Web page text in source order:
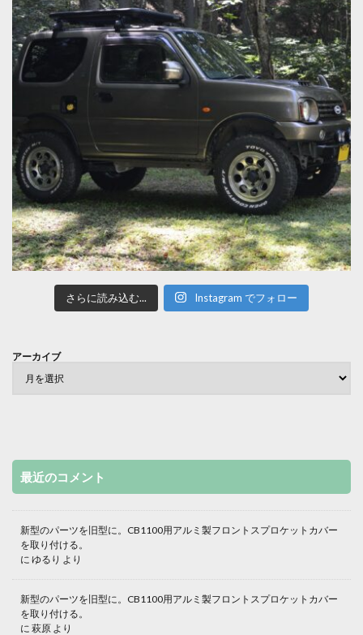
さらに読み込む... Instagram でフォロー
アーカイブ
最近のコメント
新型のパーツを旧型に。CB1100用アルミ製フロントスプロケットカバー
を取り付ける。
に ゆるり より
新型のパーツを旧型に。CB1100用アルミ製フロントスプロケットカバー
を取り付ける。
に 萩原 より